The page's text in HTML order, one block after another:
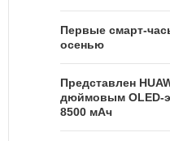
Первые смарт-
осенью
Представлен
дюймовым OLED-
8500 мАч